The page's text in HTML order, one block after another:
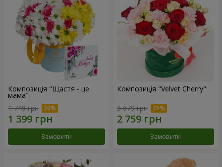
Композиція "Щастя - це
мама"
1 749 грн
Замовити
Композиція "Velvet Cherry"
3 679 грн
Замовити